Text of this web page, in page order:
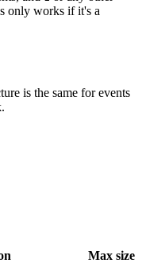
only works if it's a
is the same for events
Max size